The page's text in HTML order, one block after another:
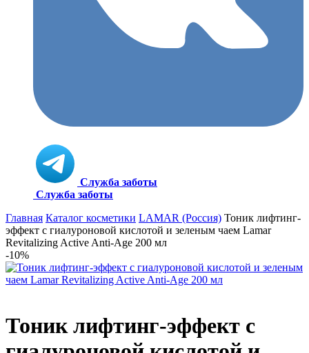
Служба заботы
Служба заботы
Главная Каталог косметики LAMAR (Россия) Тоник лифтинг-
эффект с гиалуроновой кислотой и зеленым чаем Lamar
Revitalizing Active Anti-Age 200 мл
-10%
Тоник лифтинг-эффект с